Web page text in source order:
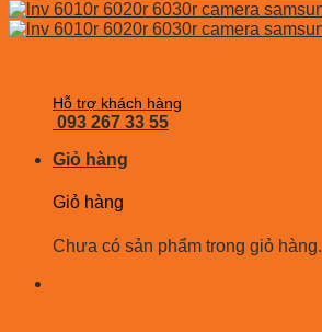
Hỗ trợ khách hàng
093 267 33 55
Giỏ hàng
Giỏ hàng
Chưa có sản phẩm trong giỏ hàng.